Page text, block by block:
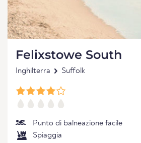
Felixstowe South
Inghilterra Suffolk
Punto di balneazione facile
Spiaggia